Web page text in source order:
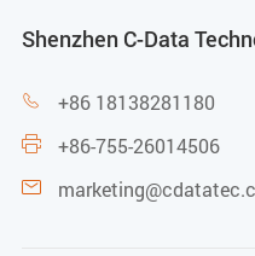
Shenzhen C-Data
 +86 18138281180
 +86-755-26014506
